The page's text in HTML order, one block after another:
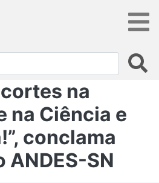
na
na Ciência e
conclama
SN